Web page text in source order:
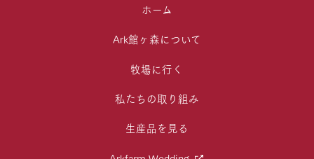
ホーム
Ark館ヶ森について
牧場に行く
私たちの取り組み
生産品を見る